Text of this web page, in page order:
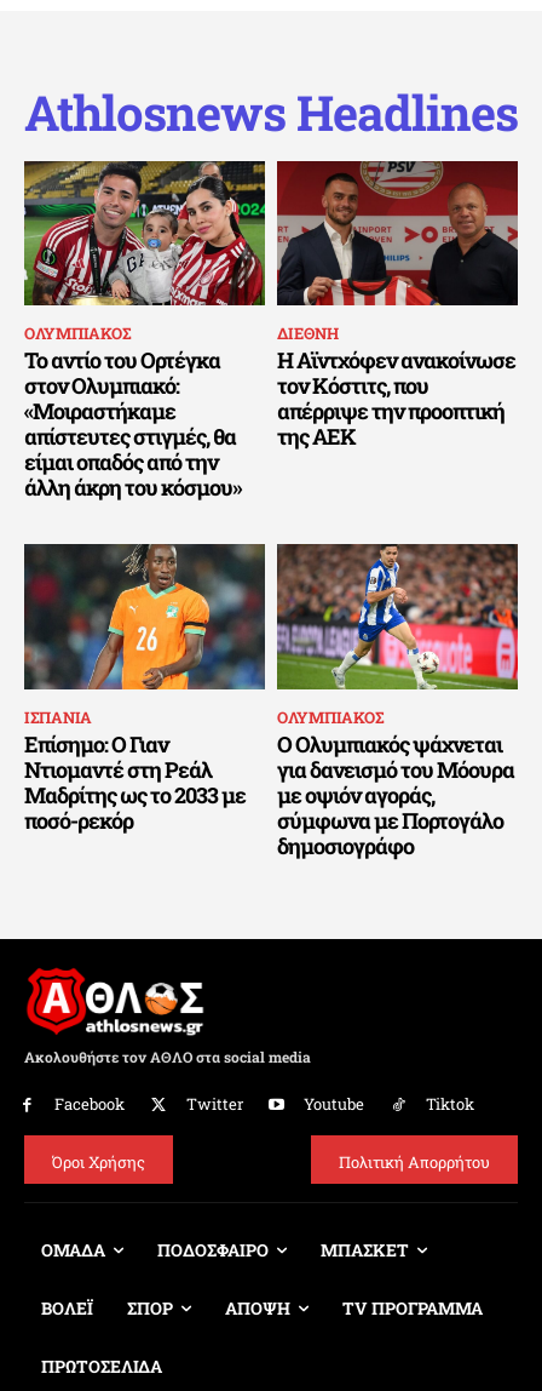
Athlosnews Headlines
ΟΛΥΜΠΙΑΚΟΣ
Το αντίο του Ορτέγκα
στον Ολυμπιακό:
«Μοιραστήκαμε
απίστευτες στιγμές, θα
είμαι οπαδός από την
άλλη άκρη του κόσμου»
ΔΙΕΘΝΗ
Η Αϊντχόφεν ανακοίνωσε
τον Κόστιτς, που
απέρριψε την προοπτική
της ΑΕΚ
ΙΣΠΑΝΙΑ
Επίσημο: Ο Γιαν
Ντιομαντέ στη Ρεάλ
Μαδρίτης ως το 2033 με
ποσό-ρεκόρ
ΟΛΥΜΠΙΑΚΟΣ
Ο Ολυμπιακός ψάχνεται
για δανεισμό του Μόουρα
με οψιόν αγοράς,
σύμφωνα με Πορτογάλο
δημοσιογράφο
Ακολουθήστε τον ΑΘΛΟ στα social media
Facebook Twitter Youtube Tiktok
Όροι Χρήσης Πολιτική Απορρήτου
ΟΜΑΔΑ ΠΟΔΟΣΦΑΙΡΟ ΜΠΑΣΚΕΤ
ΒΟΛΕΪ ΣΠΟΡ ΑΠΟΨΗ TV ΠΡΟΓΡΑΜΜΑ
ΠΡΩΤΟΣΕΛΙΔΑ